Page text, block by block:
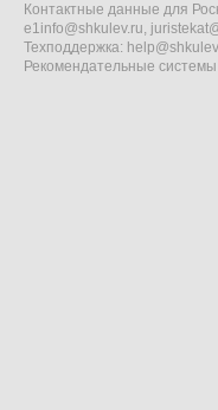
Контактные данные для
e1info@shkulev.ru,
Техподдержка:
Рекомендательные системы